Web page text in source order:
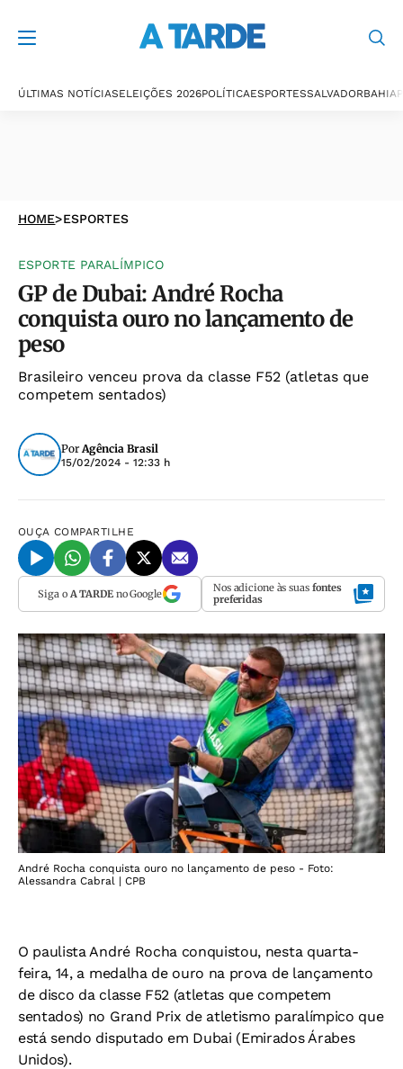
ÚLTIMAS NOTÍCIASELEIÇÕES 2026POLÍTICAESPORTESSALVADORBAHIA
HOME>ESPORTES
ESPORTE PARALÍMPICO
GP de Dubai: André Rocha
conquista ouro no lançamento de
peso
Brasileiro venceu prova da classe F52 (atletas que
competem sentados)
PorAgência Brasil
15/02/2024 - 12:33 h
OUÇA COMPARTILHE
Siga o A TARDEno Google Nos adicione às suas fontes
preferidas
André Rocha conquista ouro no lançamento de peso - Foto:
Alessandra Cabral | CPB
O paulista André Rocha conquistou, nesta quarta-
feira, 14, a medalha de ouro na prova de lançamento
de disco da classe F52 (atletas que competem
sentados) no Grand Prix de atletismo paralímpico que
está sendo disputado em Dubai (Emirados Árabes
Unidos).